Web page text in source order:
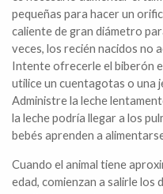
pequeñas para hacer un
caliente de gran diámetro
veces, los recién nacidos no
Intente ofrecerle el biberón
utilice un cuentagotas o una
Administre la leche
la leche podría llegar a los
bebés aprenden a
Cuando el animal tiene
edad, comienzan a salirle los